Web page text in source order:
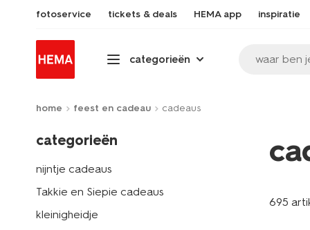
fotoservice tickets & deals HEMA app inspiratie
categorieën waar ben
home feest en cadeau cadeaus
categorieën
nijntje cadeaus
Takkie en Siepie cadeaus
kleinigheidje
695